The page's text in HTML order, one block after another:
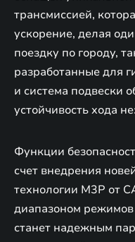
трансмиссией,
ускорение, делая
поездку по городу,
разработанные для
и система подвески
устойчивость хода
Функции
счет внедрения
технологии M3P от
диапазоном режимов
станет надежным